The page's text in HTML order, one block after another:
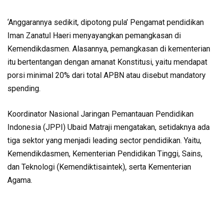
‘Anggarannya sedikit, dipotong pula’ Pengamat pendidikan
Iman Zanatul Haeri menyayangkan pemangkasan di
Kemendikdasmen. Alasannya, pemangkasan di kementerian
itu bertentangan dengan amanat Konstitusi, yaitu mendapat
porsi minimal 20% dari total APBN atau disebut mandatory
spending.
Koordinator Nasional Jaringan Pemantauan Pendidikan
Indonesia (JPPI) Ubaid Matraji mengatakan, setidaknya ada
tiga sektor yang menjadi leading sector pendidikan. Yaitu,
Kemendikdasmen, Kementerian Pendidikan Tinggi, Sains,
dan Teknologi (Kemendiktisaintek), serta Kementerian
Agama.